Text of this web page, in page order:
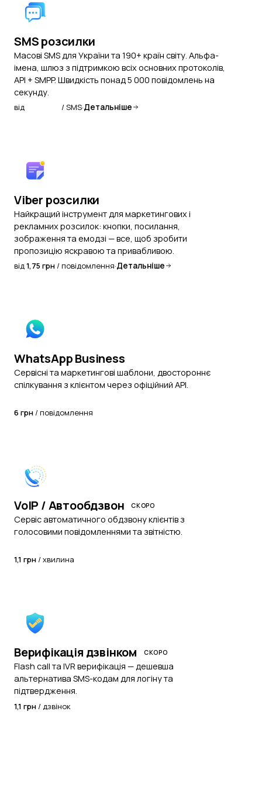
SMS розсилки
Масові SMS для України та 190+ країн світу. Альфа-
імена, шлюз з підтримкою всіх основних протоколів,
API + SMPP. Швидкість понад 5 000 повідомлень на
секунду.
від / SMS·Детальніше
Viber розсилки
Найкращий інструмент для маркетингових і
рекламних розсилок: кнопки, посилання,
зображення та емодзі — все, щоб зробити
пропозицію яскравою та привабливою.
від1,75 грн / повідомлення·Детальніше
WhatsApp Business
Сервісні та маркетингові шаблони, двостороннє
спілкування з клієнтом через офіційний API.
6 грн / повідомлення
VoIP / Автообдзвон
Сервіс автоматичного обдзвону клієнтів з
голосовими повідомленнями та звітністю.
1,1 грн / хвилина
Верифікація дзвінком
Flash call та IVR верифікація — дешевша
альтернатива SMS-кодам для логіну та
підтвердження.
1,1 грн / дзвінок